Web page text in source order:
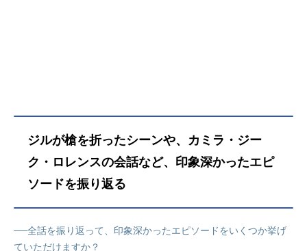
ジルが槍を折ったシーンや、カミラ・ジー
ク・ロレンスの会話など、印象深かったエピ
ソードを振り返る
──全話を振り返って、印象深かったエピソードをいくつか挙げ
ていただけますか？